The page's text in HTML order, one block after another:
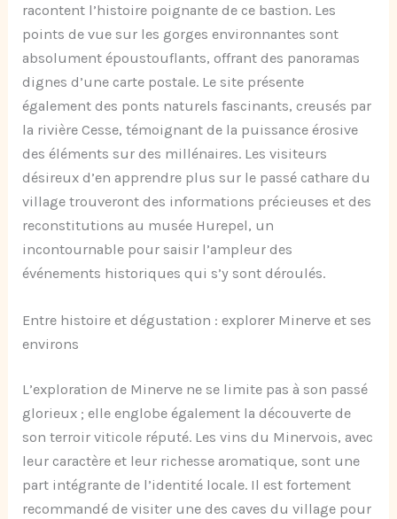
racontent l’histoire poignante de ce bastion. Les
points de vue sur les gorges environnantes sont
absolument époustouflants, offrant des panoramas
dignes d’une carte postale. Le site présente
également des ponts naturels fascinants, creusés par
la rivière Cesse, témoignant de la puissance érosive
des éléments sur des millénaires. Les visiteurs
désireux d’en apprendre plus sur le passé cathare du
village trouveront des informations précieuses et des
reconstitutions au musée Hurepel, un
incontournable pour saisir l’ampleur des
événements historiques qui s’y sont déroulés.
Entre histoire et dégustation : explorer Minerve et ses
environs
L’exploration de Minerve ne se limite pas à son passé
glorieux ; elle englobe également la découverte de
son terroir viticole réputé. Les vins du Minervois, avec
leur caractère et leur richesse aromatique, sont une
part intégrante de l’identité locale. Il est fortement
recommandé de visiter une des caves du village pour